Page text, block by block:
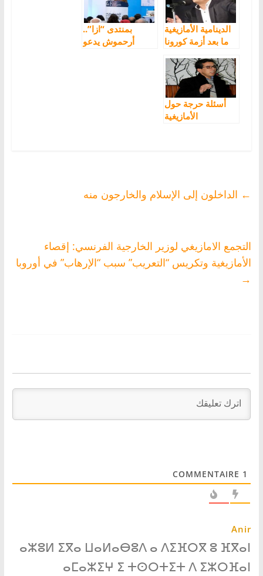
الأخيرة للإصلاح أو
لِوَأْدِهِ
الدينامية الأمازيغية
ما بعد أزمة كورونا
بمنتدى “ازا”..
أرحموش يدعو
أسئلة حرجة حول
الأمازيغية
← الداخلون إلى الإسلام والخارجون منه
التجمع الامازيغي لوزير الخارجية الفرنسي: إقصاء
الأمازيغية وتكريس “التعريب” سبب “الإرهاب” في أوروبا
→
1
Anir
ⴰⵣⵓⵍ ⵉⴳⴰ ⵡⴰⵍⴰⴱⵓⴷ ⴰ ⴷⵉⴼⵔⴳ ⵓ ⴼⴳⴰⵏ
ⴰⵎⴰⵣⵉⵖ ⵉ ⵜⵙⵔⵜⵉⵜ ⴷ ⵉⵣⵔⴼⴰⵏ